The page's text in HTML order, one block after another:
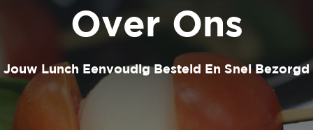
Assortiment
Online bestellen
Over Ons
Jouw Lunch Eenvoudig Besteld En Snel Bezorgd